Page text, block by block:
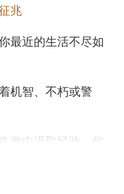
兆
最近的生活不尽如
机智、不朽或警
败中汲取经验，你